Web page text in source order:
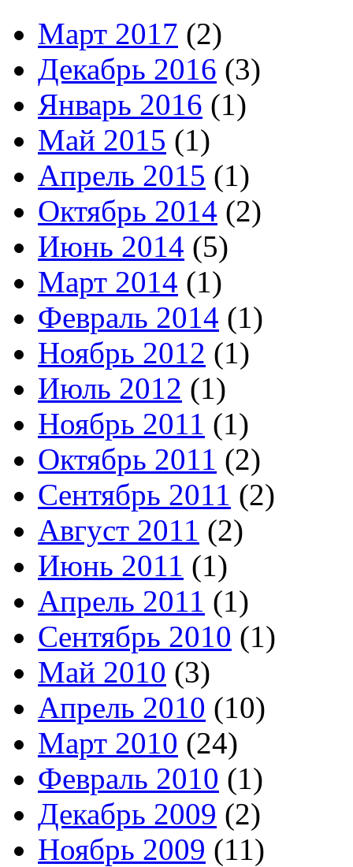
Март 2017 (2)
Декабрь 2016 (3)
Январь 2016 (1)
Май 2015 (1)
Апрель 2015 (1)
Октябрь 2014 (2)
Июнь 2014 (5)
Март 2014 (1)
Февраль 2014 (1)
Ноябрь 2012 (1)
Июль 2012 (1)
Ноябрь 2011 (1)
Октябрь 2011 (2)
Сентябрь 2011 (2)
Август 2011 (2)
Июнь 2011 (1)
Апрель 2011 (1)
Сентябрь 2010 (1)
Май 2010 (3)
Апрель 2010 (10)
Март 2010 (24)
Февраль 2010 (1)
Декабрь 2009 (2)
Ноябрь 2009 (11)